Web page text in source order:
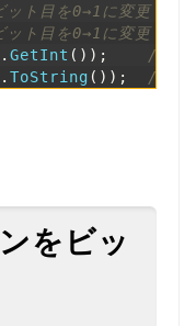
ト目を0→1に変更
ト目を0→1に変更
. GetInt ( ) ) ;
//
. ToString ( ) ) ; //
をビッ